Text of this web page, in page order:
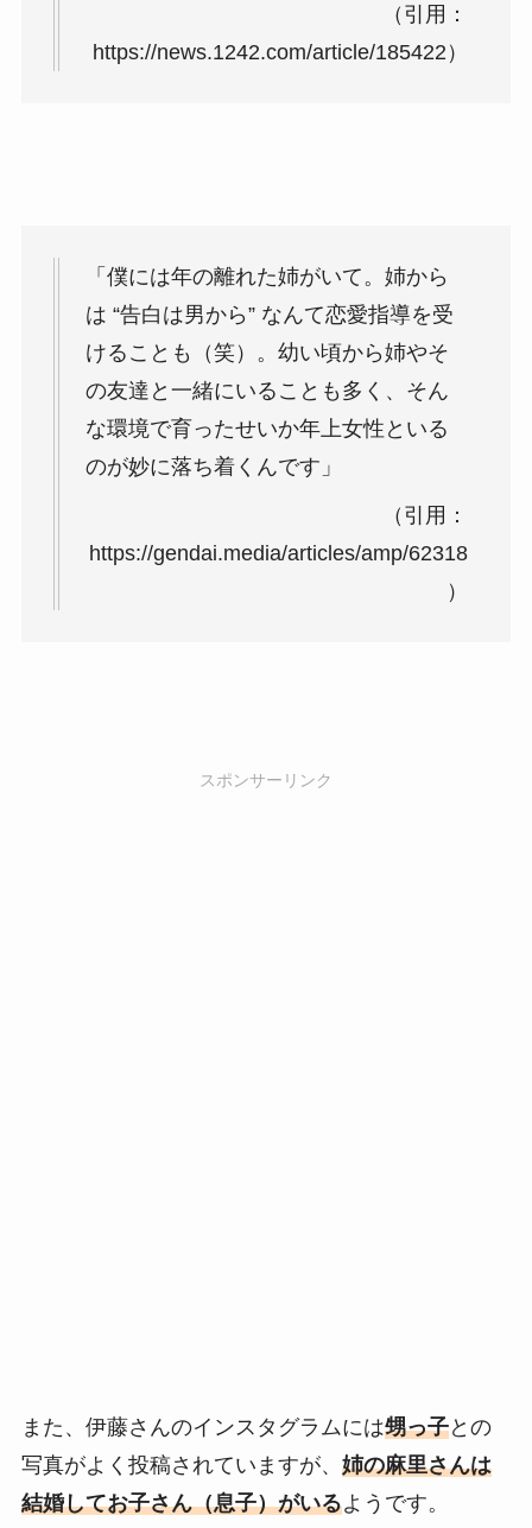
（引用：
https://news.1242.com/article/185422）
「僕には年の離れた姉がいて。姉から
は “告白は男から” なんて恋愛指導を受
けることも（笑）。幼い頃から姉やそ
の友達と一緒にいることも多く、そん
な環境で育ったせいか年上女性といる
のが妙に落ち着くんです」
（引用：
https://gendai.media/articles/amp/62318
）
スポンサーリンク
また、伊藤さんのインスタグラムには甥っ子との
写真がよく投稿されていますが、 姉の麻里さんは
結婚してお子さん（息子）がいるようです。